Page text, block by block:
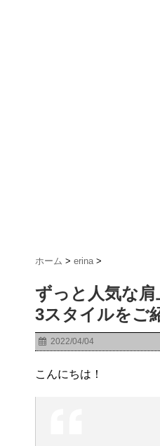
ホーム > erina >
ずっと人気な
3スタイルをご
2022/04/04
こんにちは！